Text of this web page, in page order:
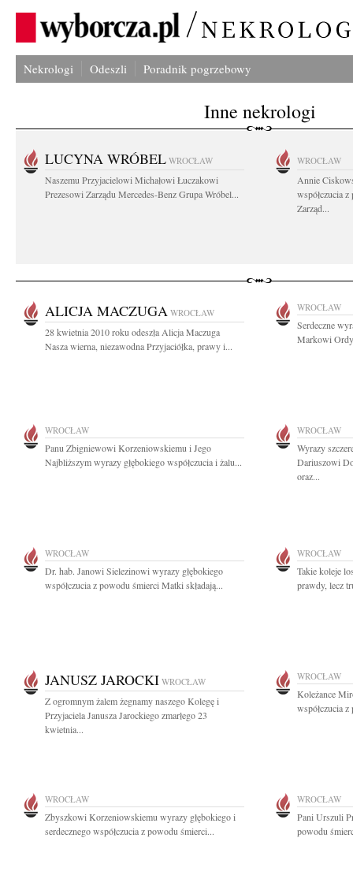
Nekrologi Odeszli Poradnik pogrzebowy
Inne nekrologi
LUCYNA WRÓBEL WROCŁAW
Naszemu Przyjacielowi Michałowi Łuczakowi
Prezesowi Zarządu Mercedes-Benz Grupa Wróbel...
WROCŁAW
Annie
współczucia
Zarząd...
ALICJA MACZUGA WROCŁAW
28 kwietnia 2010 roku odeszła Alicja Maczuga
Nasza wierna, niezawodna Przyjaciółka, prawy i...
WROCŁAW
Serdeczne
Markowi
WROCŁAW
Panu Zbigniewowi Korzeniowskiemu i Jego
Najbliższym wyrazy głębokiego współczucia i żalu...
WROCŁAW
Wyrazy
Dariuszowi
oraz...
WROCŁAW
Dr. hab. Janowi Sielezinowi wyrazy głębokiego
współczucia z powodu śmierci Matki składają...
WROCŁAW
Takie koleje
prawdy, lecz
JANUSZ JAROCKI WROCŁAW
Z ogromnym żalem żegnamy naszego Kolegę i
Przyjaciela Janusza Jarockiego zmarłego 23
kwietnia...
WROCŁAW
Koleżance
współczucia
WROCŁAW
Zbyszkowi Korzeniowskiemu wyrazy głębokiego i
serdecznego współczucia z powodu śmierci...
WROCŁAW
Pani Urszuli
powodu